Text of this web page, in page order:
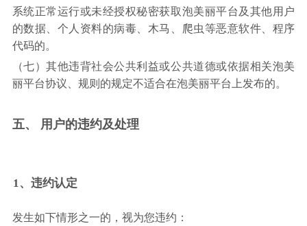
系统正常运行或未经授权秘密获取泡美丽平台及其他用户
的数据、个人资料的病毒、木马、爬虫等恶意软件、程序
代码的。
（七）其他违背社会公共利益或公共道德或依据相关泡美
丽平台协议、规则的规定不适合在泡美丽平台上发布的。
五、 用户的违约及处理
1、违约认定
发生如下情形之一的，视为您违约：